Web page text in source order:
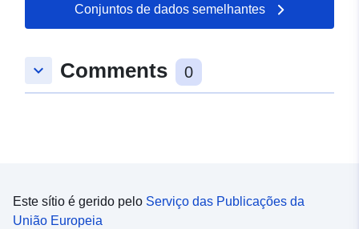
04 August 2026
48.2398311 ], [ 8.6033754,
48.2398311 ], [ 8.6033754,
uriRef:
http://data.europa.eu/88u/dataset/
Conjuntos de dados semelhantes
keyboard_arrow_down Comments 0
Este sítio é gerido pelo Serviço das Publicações da
União Europeia